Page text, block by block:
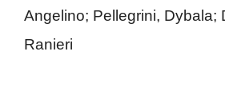
Angelino; Pellegrini, Dybala;
Ranieri